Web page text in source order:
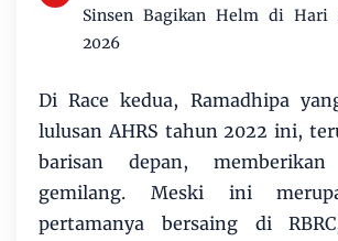
Sinsen Bagikan Helm di Hari
2026
Di Race kedua, Ramadhipa
lulusan AHRS tahun 2022 ini,
barisan depan,
gemilang. Meski ini
pertamanya bersaing di